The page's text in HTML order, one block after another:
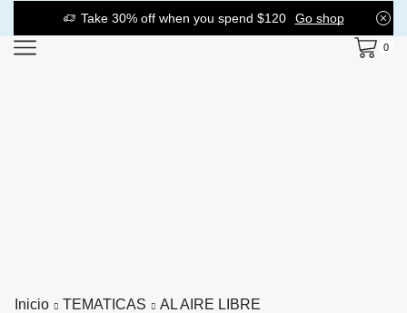
Take 30% off when you spend $120 Go shop
0
Inicio TEMATICAS AL AIRE LIBRE